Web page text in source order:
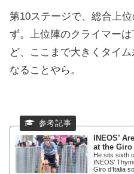
第10ステージで、総合上
ず。上位陣のクライマー
ど、ここまで大きくタイ
なることやら。
INEOS’
at the Giro
He sits sixth
INEOS’
Giro d’Italia